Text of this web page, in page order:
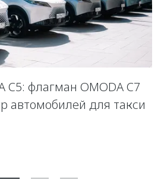
C5: флагман OMODA C7
автомобилей для такси